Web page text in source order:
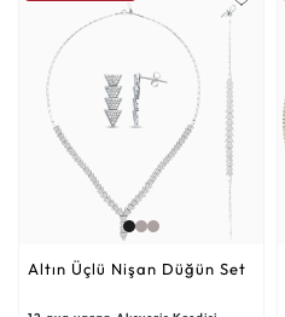
Altın Üçlü Nişan Düğün Set